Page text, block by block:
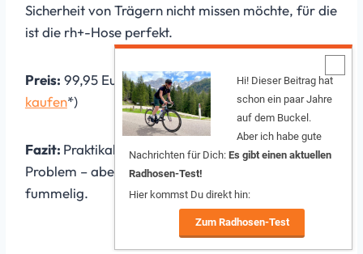
Sicherheit von Trägern nicht missen möchte, für die
ist die rh+-Hose perfekt.
Preis: 99,95 Euro (Hosen von rh+ hier online
kaufen*)
Fazit: Praktikabel und mit etwas Übung kein
Problem – aber wegen der kleinen Clips etwas
fummelig.
Hi! Dieser Beitrag hat
schon ein paar Jahre
auf dem Buckel.
Aber ich habe gute
Nachrichten für Dich:Es gibt einen aktuellen
Radhosen-Test!
Hier kommst Du direkt hin:
Zum Radhosen-Test